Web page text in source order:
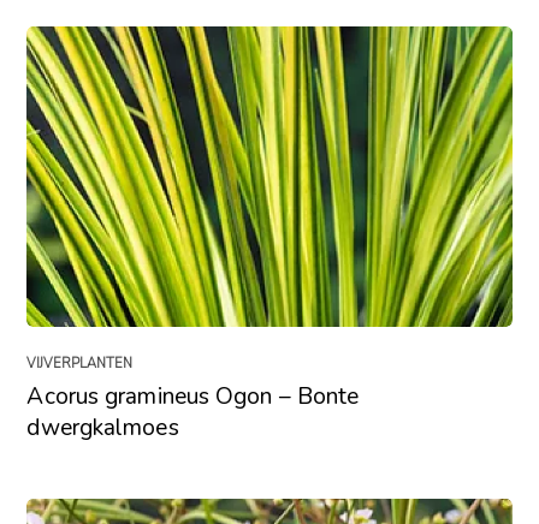
VIJVERPLANTEN
Acorus gramineus Ogon – Bonte
dwergkalmoes